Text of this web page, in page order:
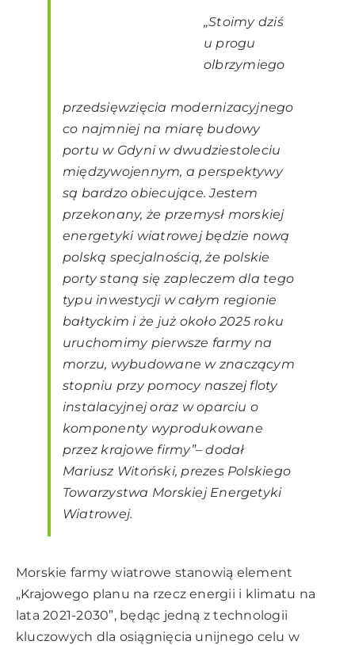
„Stoimy dziś
u progu
olbrzymiego
przedsięwzięcia modernizacyjnego
co najmniej na miarę budowy
portu w Gdyni w dwudziestoleciu
międzywojennym, a perspektywy
są bardzo obiecujące. Jestem
przekonany, że przemysł morskiej
energetyki wiatrowej będzie nową
polską specjalnością, że polskie
porty staną się zapleczem dla tego
typu inwestycji w całym regionie
bałtyckim i że już około 2025 roku
uruchomimy pierwsze farmy na
morzu, wybudowane w znaczącym
stopniu przy pomocy naszej floty
instalacyjnej oraz w oparciu o
komponenty wyprodukowane
przez krajowe firmy”– dodał
Mariusz Witoński, prezes Polskiego
Towarzystwa Morskiej Energetyki
Wiatrowej.
Morskie farmy wiatrowe stanowią element
„Krajowego planu na rzecz energii i klimatu na
lata 2021-2030”, będąc jedną z technologii
kluczowych dla osiągnięcia unijnego celu w